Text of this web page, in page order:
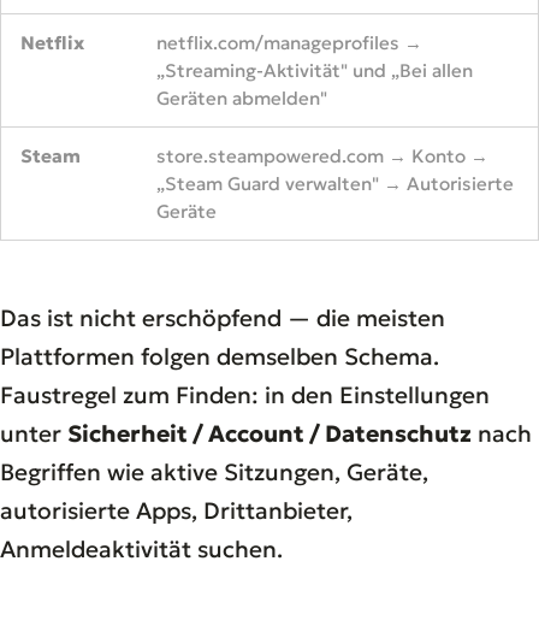
Netflix
netflix.com/manageprofiles →
„Streaming-Aktivität" und „Bei allen
Geräten abmelden"
Steam
store.steampowered.com → Konto →
„Steam Guard verwalten" → Autorisierte
Geräte
Das ist nicht erschöpfend — die meisten
Plattformen folgen demselben Schema.
Faustregel zum Finden: in den Einstellungen
unter Sicherheit / Account / Datenschutz nach
Begriffen wie aktive Sitzungen, Geräte,
autorisierte Apps, Drittanbieter,
Anmeldeaktivität suchen.